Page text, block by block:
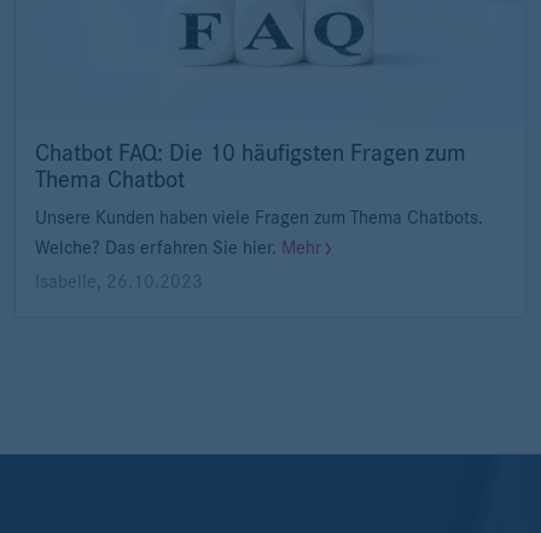
Chatbot FAQ: Die 10 häufigsten Fragen zum
Thema Chatbot
Unsere Kunden haben viele Fragen zum Thema Chatbots.
Welche? Das erfahren Sie hier. Mehr
Isabelle
26.10.2023